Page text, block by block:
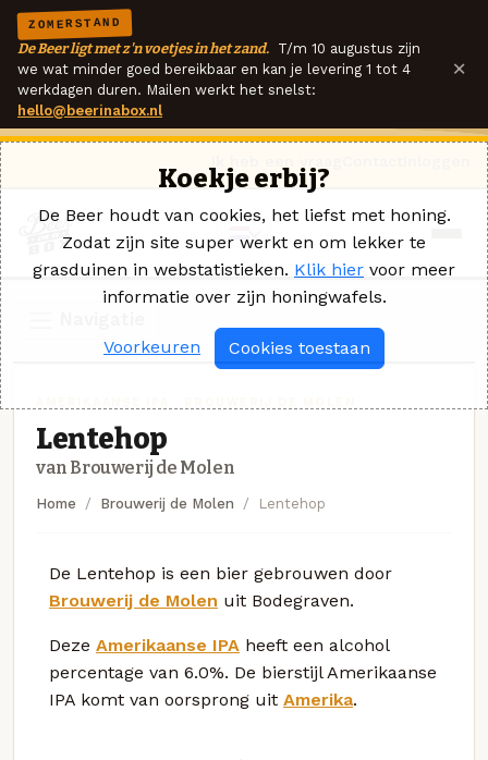
ZOMERSTAND
De Beer ligt met z'n voetjes in het zand. T/m 10 augustus zijn
we wat minder goed bereikbaar en kan je levering 1 tot 4
werkdagen duren. Mailen werkt het snelst:
hello@beerinabox.nl
×
Lentehop
van Brouwerij de Molen
Home Brouwerij de Molen Lentehop
De Lentehop is een bier gebrouwen door
Brouwerij de Molen uit Bodegraven.
Deze Amerikaanse IPA heeft een alcohol
percentage van 6.0%. De bierstijl Amerikaanse
IPA komt van oorsprong uit Amerika.
Koekje erbij?
De Beer houdt van cookies, het liefst met honing.
Zodat zijn site super werkt en om lekker te
grasduinen in webstatistieken. Klik hier voor meer
informatie over zijn honingwafels.
Voorkeuren Cookies toestaan